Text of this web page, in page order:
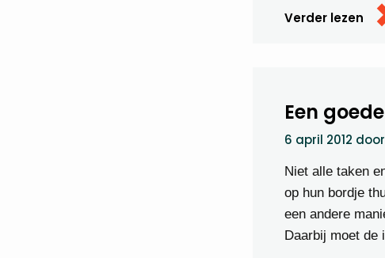
Verder lezen
Een
6 april 2012 door
Niet alle taken
op hun bordje
een andere
Daarbij moet de